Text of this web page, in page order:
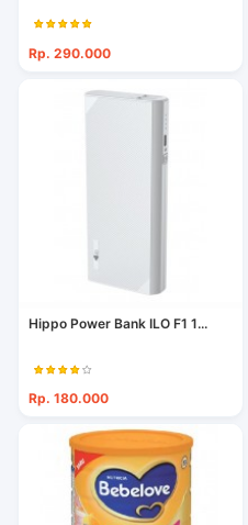
Rp. 290.000
Hippo Power Bank ILO F1 1...
Rp. 180.000